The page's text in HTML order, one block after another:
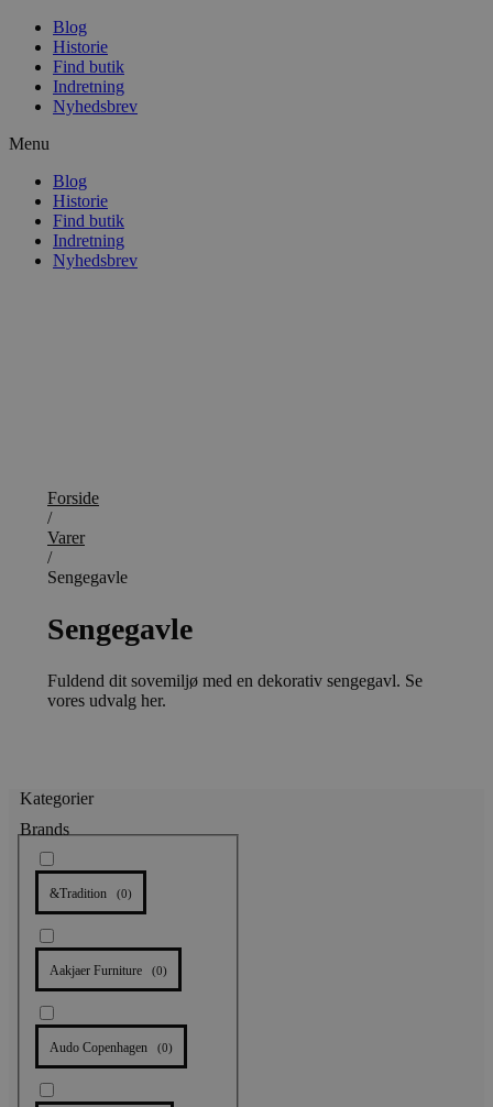
Blog
Historie
Find butik
Indretning
Nyhedsbrev
Menu
Blog
Historie
Find butik
Indretning
Nyhedsbrev
Forside
/
Varer
/
Sengegavle
Sengegavle
Fuldend dit sovemiljø med en dekorativ sengegavl. Se
vores udvalg her.
Kategorier
Brands
&Tradition (0)
Aakjaer Furniture (0)
Audo Copenhagen (0)